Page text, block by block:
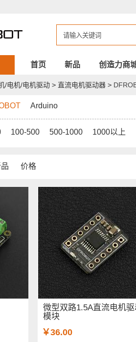
首页 新品 创造力商
/电机/电机驱动 > 直流电机驱动器 >
Arduino
100-500 500-1000 1000以上
价格
微型双路1.5A直流电机
模块
￥36.00